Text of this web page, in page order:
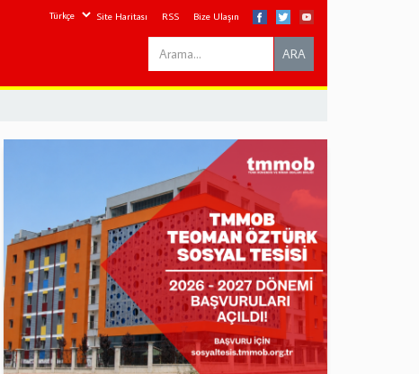
Site Haritası RSS Bize Ulaşın
Search
this
ARA